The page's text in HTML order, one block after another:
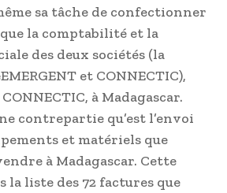
sa tâche de confectionner
la comptabilité et la
des deux sociétés (la
et CONNECTIC),
à Madagascar.
contrepartie qu’est l’envoi
et matériels que
à Madagascar. Cette
la liste des 72 factures que